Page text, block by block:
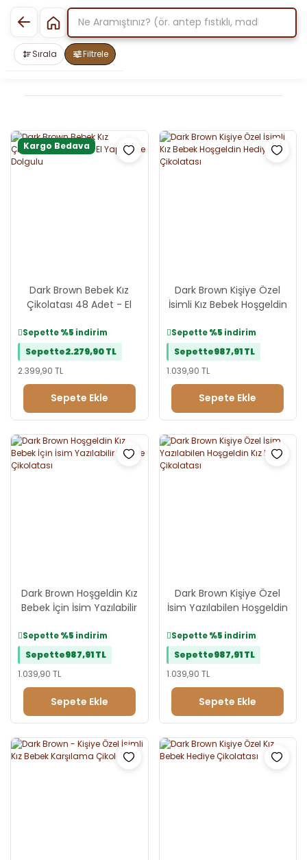
Sırala Filtrele
Kargo Bedava
Dark Brown Bebek Kız
Çikolatası 48 Adet - El
Sepette%5 indirim
Sepette2.279,90 TL
2.399,90 TL
Sepete Ekle
Dark Brown Kişiye Özel
İsimli Kız Bebek Hoşgeldin
Sepette%5 indirim
Sepette987,91 TL
1.039,90 TL
Sepete Ekle
Dark Brown Hoşgeldin Kız
Bebek İçin İsim Yazılabilir
Sepette%5 indirim
Sepette987,91 TL
1.039,90 TL
Sepete Ekle
Dark Brown Kişiye Özel
İsim Yazılabilen Hoşgeldin
Sepette%5 indirim
Sepette987,91 TL
1.039,90 TL
Sepete Ekle